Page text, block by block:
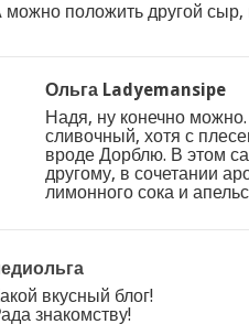
можно положить другой
Ольга Ladyemansipe
Надя, ну конечно
сливочный, хотя с
вроде Дорблю. В этом
другому, в сочетании
лимонного сока и
вкусный блог!
знакомству!